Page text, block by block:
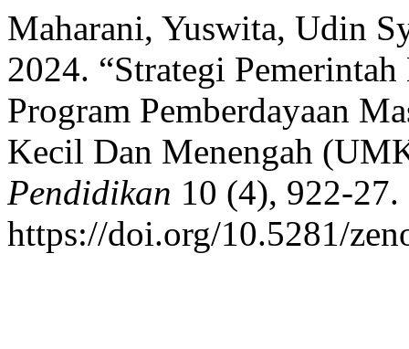
Maharani, Yuswita, Udin
2024. “Strategi
Program Pemberdayaan
Kecil Dan Menengah
Pendidikan 10 (4), 922-27.
https://doi.org/10.5281/